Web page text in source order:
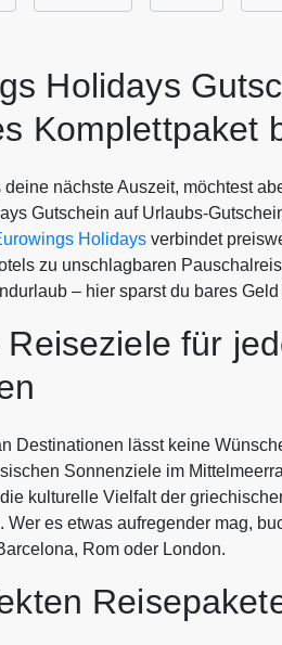
Holidays
Komplettpaket
deine nächste Auszeit, möchtest
Gutschein auf Urlaubs-
Holidays verbindet
zu unschlagbaren
– hier sparst du bares
Reiseziele für
Destinationen lässt keine
Sonnenziele im
kulturelle Vielfalt der
Wer es etwas aufregender mag,
Rom oder London.